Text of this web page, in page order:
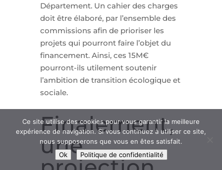
Département. Un cahier des charges
doit être élaboré, par l’ensemble des
commissions afin de prioriser les
projets qui pourront faire l’objet du
financement. Ainsi, ces 15M€
pourront-ils utilement soutenir
l’ambition de transition écologique et
sociale.
Finalement,
une
Ce site utilise des cookies pour vous garantir la meilleure
expérience de navigation. Si vous continuez à utiliser ce site,
nous supposerons que vous en êtes satisfait.
Ok
Politique de confidentialité